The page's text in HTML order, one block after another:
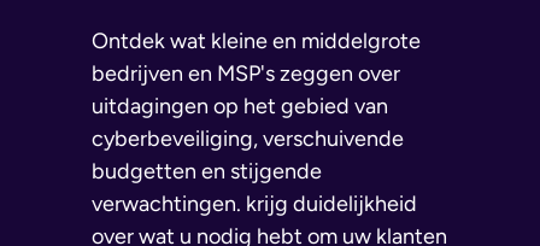
Ontdek wat kleine en middelgrote
bedrijven en MSP's zeggen over
uitdagingen op het gebied van
cyberbeveiliging, verschuivende
budgetten en stijgende
verwachtingen. krijg duidelijkheid
over wat u nodig hebt om uw klanten